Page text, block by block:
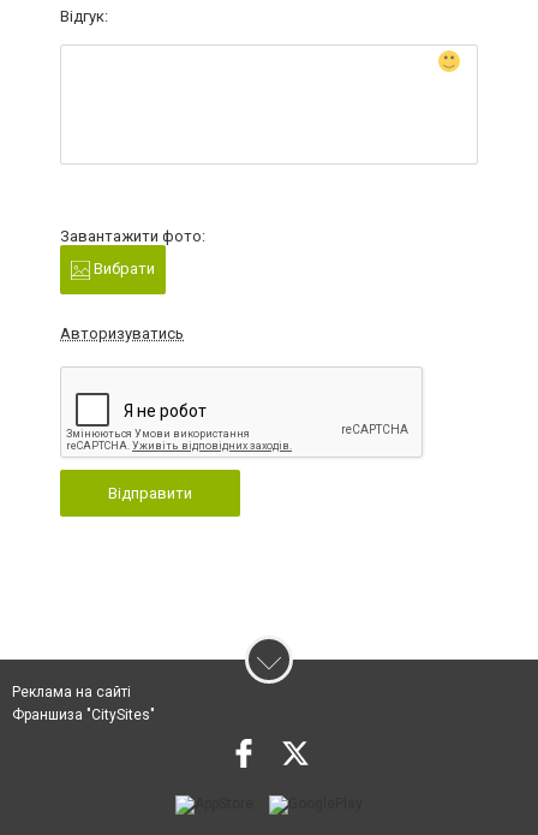
Відгук:
Завантажити фото:
Вибрати
Авторизуватись
Відправити
Реклама на сайті
Франшиза "CitySites"